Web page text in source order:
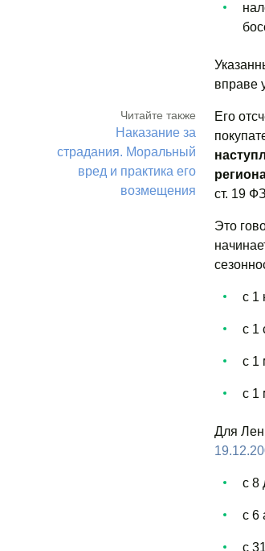
вправе
Его
ст. 19
Читайте также
Наказание за
страдания. Моральный
вред и практика его
возмещения
Это
с 1
с 1
с 1
с 1
Для
с 8
с 6
с